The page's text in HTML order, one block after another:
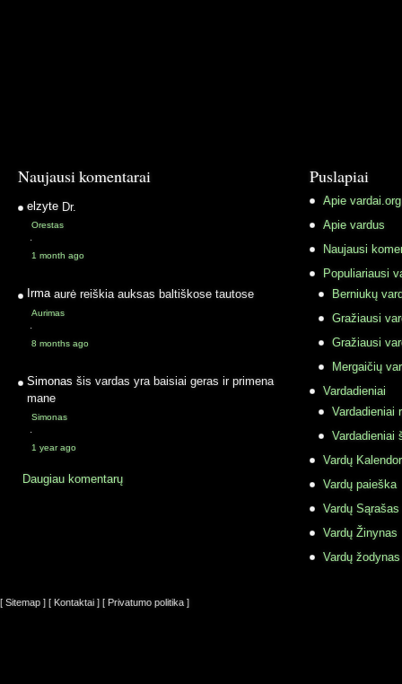
Naujausi komentarai
elzyte Dr.
Orestas
·
1 month ago
Irma aurė reiškia auksas baltiškose tautose
Aurimas
·
8 months ago
Simonas šis vardas yra baisiai geras ir primena
mane
Simonas
·
1 year ago
Daugiau komentarų
Puslapiai
Apie vardai.org
Apie vardus
Naujausi
Populiariausi
Berniukų
Gražiausi
Gražiausi
Mergaičių
Vardadieniai
Vardadieniai
Vardadieniai
Vardų
Vardų paieška
Vardų Sąrašas
Vardų Žinynas
Vardų
[ Sitemap ] [ Kontaktai ] [ Privatumo politika ]